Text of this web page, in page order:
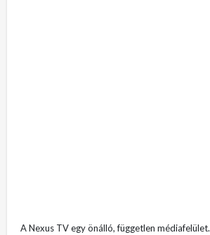
A Nexus TV egy önálló, független médiafelület.